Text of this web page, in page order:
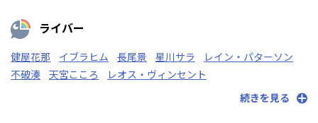
ライバー
健屋花那 イブラヒム 長尾景 星川サラ
レイン・パターソン
不破湊
天宮こころ
レオス・ヴィンセント
葛葉
夢追翔
続きを見る